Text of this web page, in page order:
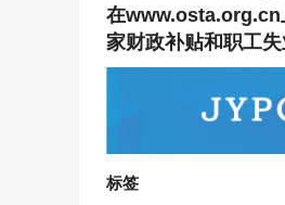
在www.osta.org.cn
家财政补贴和职工失
标签